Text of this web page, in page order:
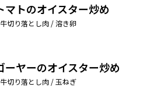
マトのオイスター炒め
切り落とし肉 / 溶き卵
ーヤーのオイスター炒め
切り落とし肉 / 玉ねぎ